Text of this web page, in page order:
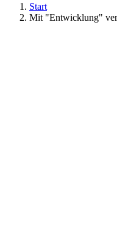
Start
Mit "Entwicklung"